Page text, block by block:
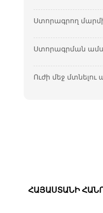
Ստորագրող
Ստորագրման
Ուժի մեջ մտնելու
ՀԱՅԱՍՏԱՆԻ